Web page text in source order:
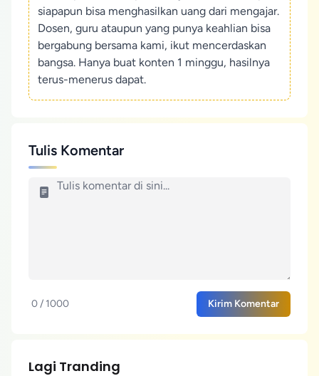
siapapun bisa menghasilkan uang dari mengajar.
Dosen, guru ataupun yang punya keahlian bisa
bergabung bersama kami, ikut mencerdaskan
bangsa. Hanya buat konten 1 minggu, hasilnya
terus-menerus dapat.
Tulis Komentar
0 / 1000 Kirim Komentar
Lagi Tranding